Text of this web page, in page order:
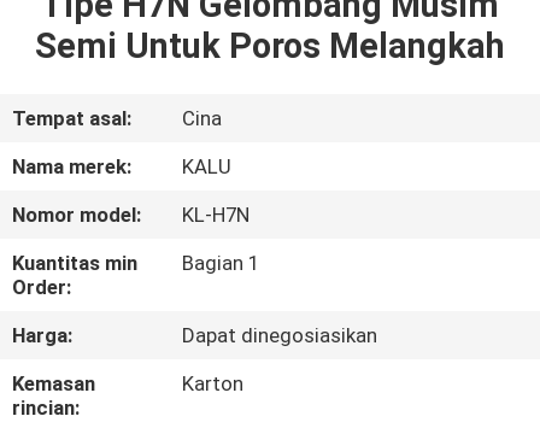
VR
KAMI
PABRIK
Semi Untuk Poros Melangkah
Tempat asal:
Cina
Nama merek:
KALU
Nomor model:
KL-H7N
Kuantitas min
Order:
Bagian 1
Harga:
Dapat dinegosiasikan
Kemasan
rincian:
Karton